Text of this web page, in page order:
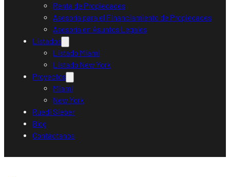
Renta de Propiedades
Asesoría para el Financiamiento de Propiedades
Asesoría en Asuntos Legales
Listados
Listado Miami
Listado New York
Proyectos
Miami
New York
Ruedi Sieber
Blog
Contáctanos